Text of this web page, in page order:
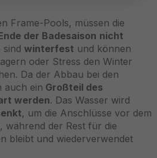
Frame-Pools, müssen die
der Badesaison nicht
sind winterfest und können
oder Stress den Winter
Da der Abbau bei den
auch ein Großteil des
werden. Das Wasser wird
, um die Anschlüsse vor dem
während der Rest für die
bleibt und wiederverwendet